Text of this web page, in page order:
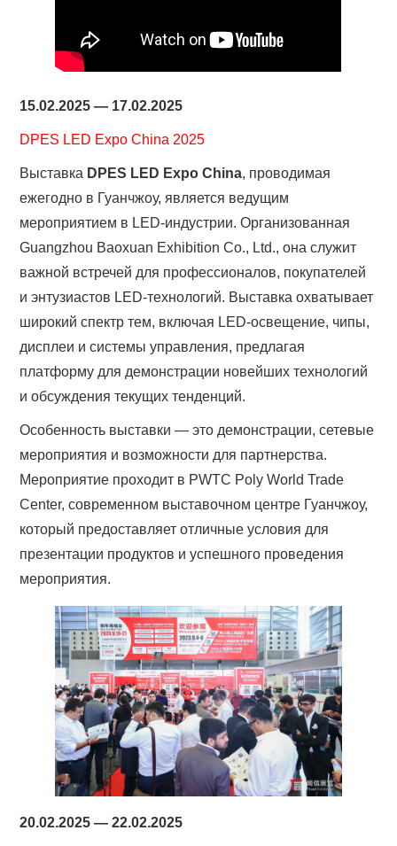
15.02.2025 — 17.02.2025
DPES LED Expo China 2025
Выставка DPES LED Expo China, проводимая
ежегодно в Гуанчжоу, является ведущим
мероприятием в LED-индустрии. Организованная
Guangzhou Baoxuan Exhibition Co., Ltd., она служит
важной встречей для профессионалов, покупателей
и энтузиастов LED-технологий. Выставка охватывает
широкий спектр тем, включая LED-освещение, чипы,
дисплеи и системы управления, предлагая
платформу для демонстрации новейших технологий
и обсуждения текущих тенденций.
Особенность выставки — это демонстрации, сетевые
мероприятия и возможности для партнерства.
Мероприятие проходит в PWTC Poly World Trade
Center, современном выставочном центре Гуанчжоу,
который предоставляет отличные условия для
презентации продуктов и успешного проведения
мероприятия.
20.02.2025 — 22.02.2025